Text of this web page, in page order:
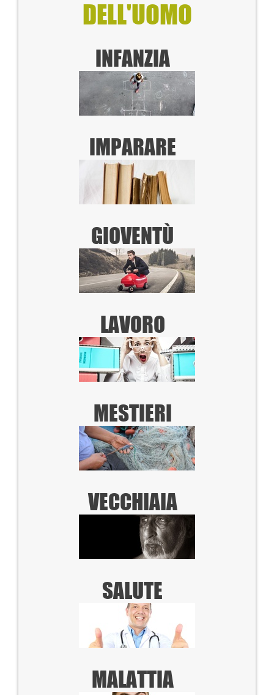
DELL'UOMO
INFANZIA
IMPARARE
GIOVENTÙ
LAVORO
MESTIERI
VECCHIAIA
SALUTE
MALATTIA